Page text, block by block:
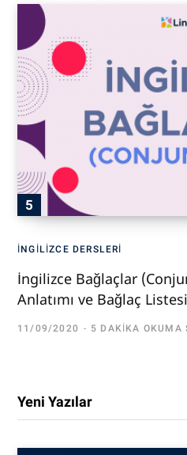
İNGILIZCE DERSLERI
İngilizce Bağlaçlar
Anlatımı ve Bağlaç Listesi
11/09/2020 5 DAKIKA OKUMA
Yeni Yazılar